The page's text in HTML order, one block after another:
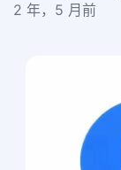
2 年，5 月前